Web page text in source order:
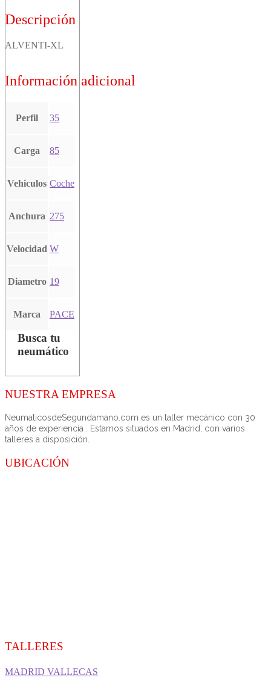
Descripción
ALVENTI-XL
Información adicional
Perfil 35
Carga 85
Vehiculos Coche
Anchura 275
Velocidad W
Diametro 19
Marca PACE
Busca tu
neumático
NUESTRA EMPRESA
NeumaticosdeSegundamano.com es un taller mecánico con 30
años de experiencia . Estamos situados en Madrid, con varios
talleres a disposición.
UBICACIÓN
TALLERES
MADRID VALLECAS